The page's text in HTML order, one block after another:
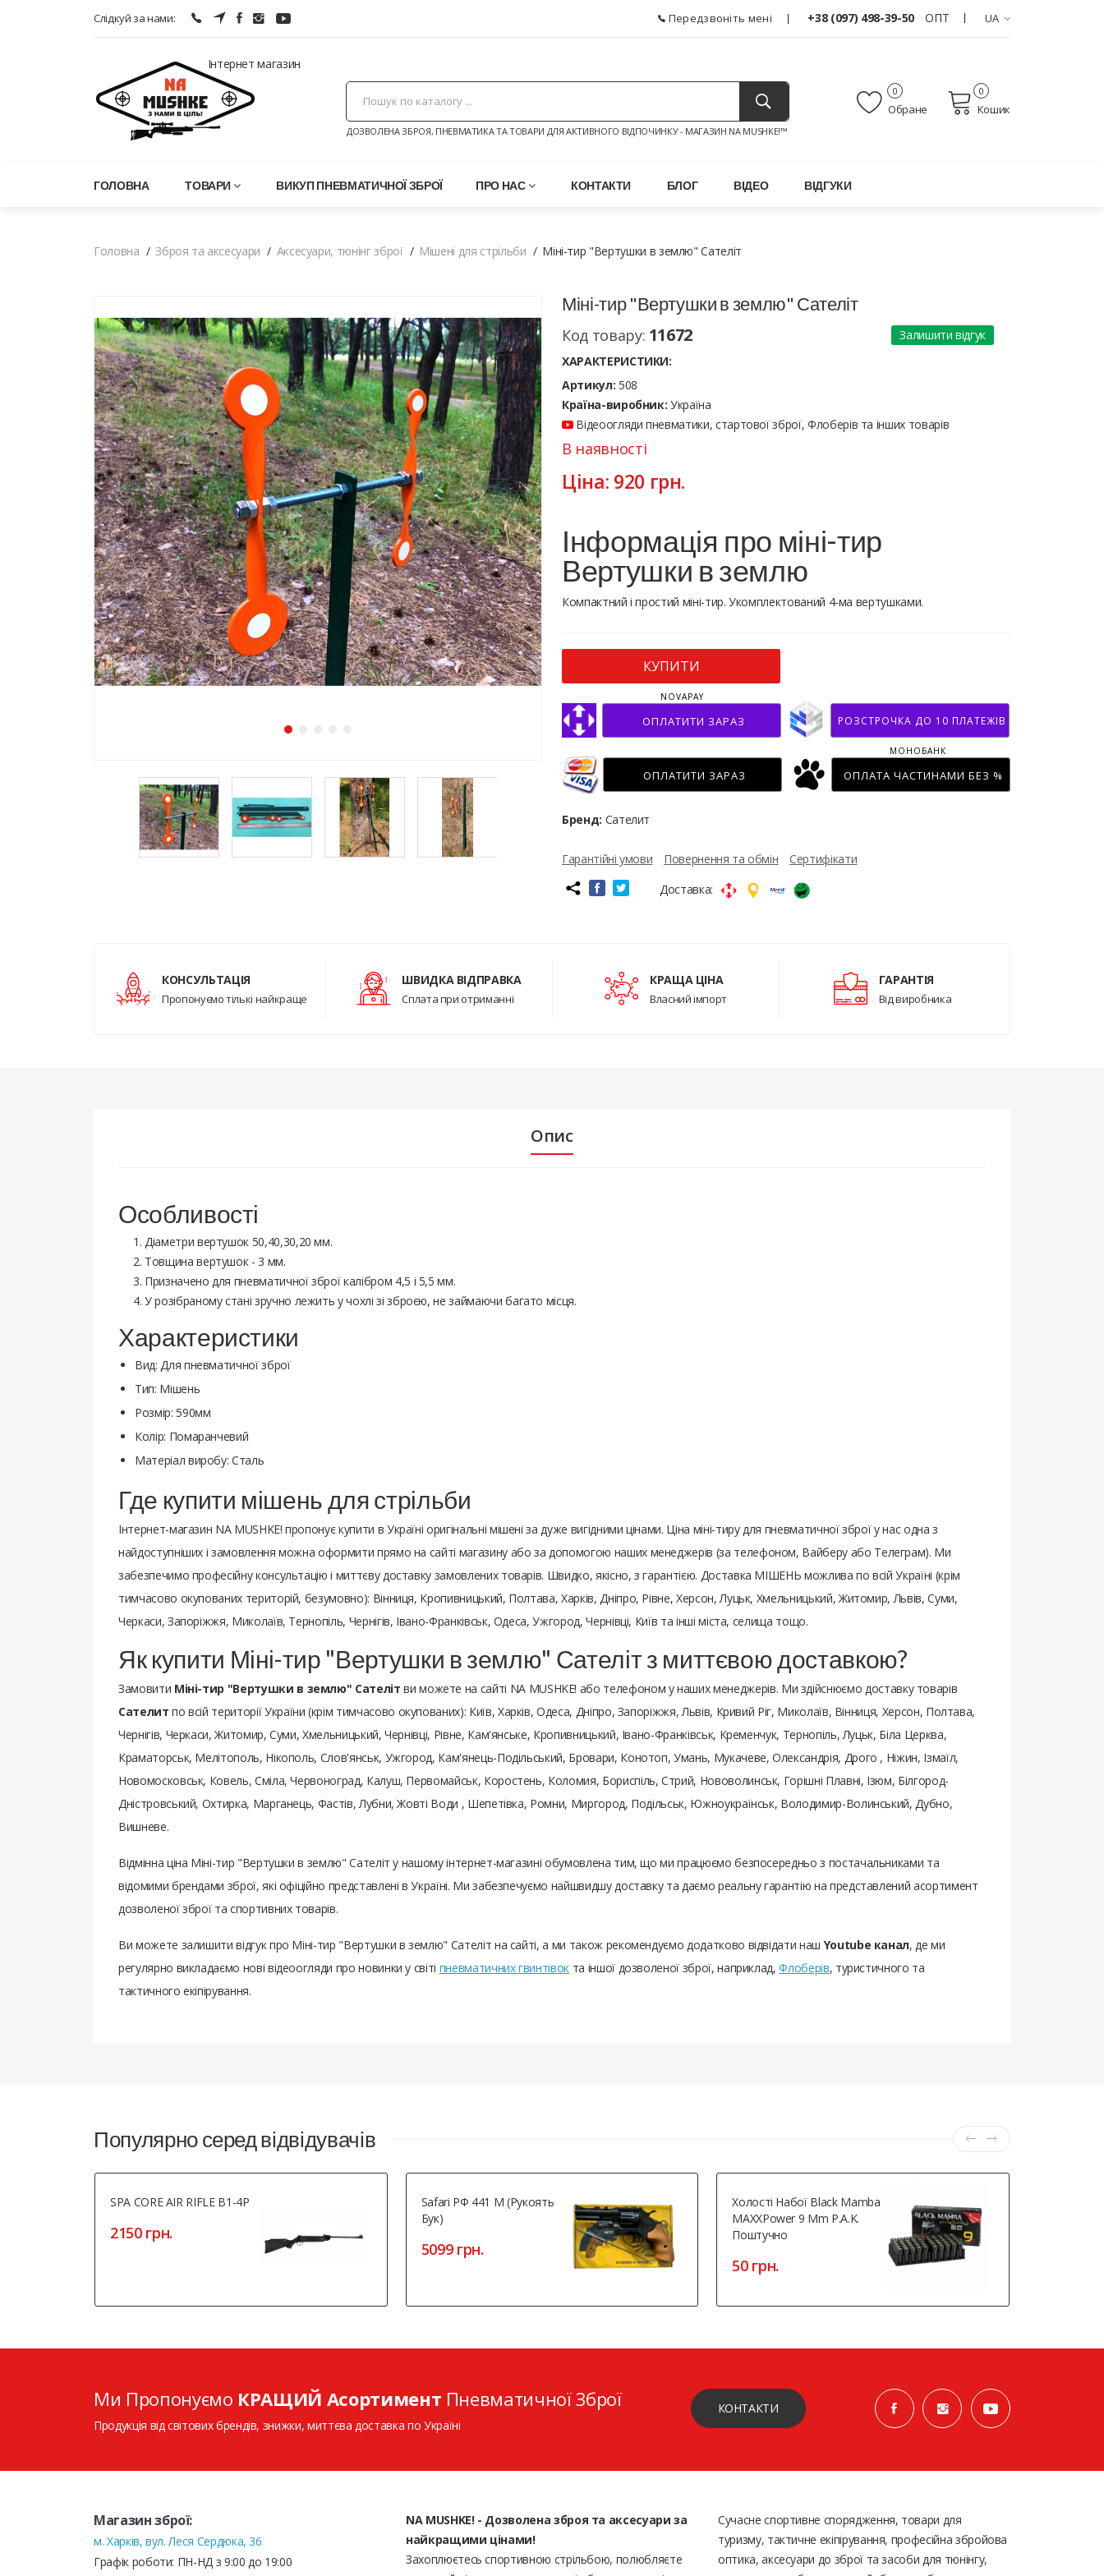
Слідкуй за нами: Передзвоніть мені +38 (097) 498-39-50 ОПТ UA
Інтернет магазин
ДОЗВОЛЕНА ЗБРОЯ, ПНЕВМАТИКА ТА ТОВАРИ ДЛЯ АКТИВНОГО ВІДПОЧИНКУ - МАГАЗИН NA MUSHKE!™
Обране
0
Кошик
0
ГОЛОВНА ТОВАРИ ВИКУП ПНЕВМАТИЧНОЇ ЗБРОЇ ПРО НАС КОНТАКТИ БЛОГ ВІДЕО ВІДГУКИ
Головна Зброя та аксесуари Аксесуари, тюнінг зброї Мішені для стрільби Міні-тир "Вертушки в землю" Сателіт
Міні-тир "Вертушки в землю" Сателіт
Код товару: 11672
Залишити відгук
ХАРАКТЕРИСТИКИ:
Артикул: 508
Країна-виробник: Україна
Відеоогляди пневматики, стартової зброї, Флоберів та інших товарів
В наявності
Ціна: 920 грн.
Інформація про міні-тир
Вертушки в землю
Компактний і простий міні-тир. Укомплектований 4-ма вертушками.
КУПИТИ
ОПЛАТИТИ ЗАРАЗ
NOVAPAY
РОЗСТРОЧКА ДО 10 ПЛАТЕЖІВ
ОПЛАТИТИ ЗАРАЗ ОПЛАТА ЧАСТИНАМИ БЕЗ %
МОНОБАНК
Бренд: Сателит
Гарантійні умови Повернення та обмін
Сертифікати
Доставка:
КОНСУЛЬТАЦІЯ
Пропонуємо тількі найкраще
ШВИДКА ВІДПРАВКА
Сплата при отриманні
КРАЩА ЦІНА
Власний імпорт
ГАРАНТІЯ
Від виробника
Опис
Особливості
Діаметри вертушок 50,40,30,20 мм.
Товщина вертушок - 3 мм.
Призначено для пневматичної зброї калібром 4,5 і 5,5 мм.
У розібраному стані зручно лежить у чохлі зі зброєю, не займаючи багато місця.
Характеристики
Вид: Для пневматичної зброї
Тип: Мішень
Розмір: 590мм
Колір: Помаранчевий
Матеріал виробу: Сталь
Где купити мішень для стрільби
Інтернет-магазин NA MUSHKE! пропонує купити в Україні оригінальні мішені за дуже вигідними цінами. Ціна міні-тиру для пневматичної зброї у нас одна з
найдоступніших і замовлення можна оформити прямо на сайті магазину або за допомогою наших менеджерів (за телефоном, Вайберу або Телеграм). Ми
забезпечимо професійну консультацію і миттєву доставку замовлених товарів. Швидко, якісно, з гарантією. Доставка МІШЕНЬ можлива по всій Україні (крім
тимчасово окупованих територій, безумовно): Вінниця, Кропивницький, Полтава, Харків, Дніпро, Рівне, Херсон, Луцьк, Хмельницький, Житомир, Львів, Суми,
Черкаси, Запоріжжя, Миколаїв, Тернопіль, Чернігів, Івано-Франківськ, Одеса, Ужгород, Чернівці, Київ та інші міста, селища тощо.
Як купити Міні-тир "Вертушки в землю" Сателіт з миттєвою доставкою?
Замовити Міні-тир "Вертушки в землю" Сателіт ви можете на сайті NA MUSHKE! або телефоном у наших менеджерів. Ми здійснюємо доставку товарів
Сателит по всій території України (крім тимчасово окупованих): Київ, Харків, Одеса, Дніпро, Запоріжжя, Львів, Кривий Ріг, Миколаїв, Вінниця, Херсон, Полтава,
Чернігів, Черкаси, Житомир, Суми, Хмельницький, Чернівці, Рівне, Кам'янське, Кропивницький, Івано-Франківськ, Кременчук, Тернопіль, Луцьк, Біла Церква,
Краматорськ, Мелітополь, Нікополь, Слов'янськ, Ужгород, Кам'янець-Подільський, Бровари, Конотоп, Умань, Мукачеве, Олександрія, Дрого , Ніжин, Ізмаїл,
Новомосковськ, Ковель, Сміла, Червоноград, Калуш, Первомайськ, Коростень, Коломия, Бориспіль, Стрий, Нововолинськ, Горішні Плавні, Ізюм, Білгород-
Дністровський, Охтирка, Марганець, Фастів, Лубни, Жовті Води , Шепетівка, Ромни, Миргород, Подільськ, Южноукраїнськ, Володимир-Волинський, Дубно,
Вишневе.
Відмінна ціна Міні-тир "Вертушки в землю" Сателіт у нашому інтернет-магазині обумовлена ​​тим, що ми працюємо безпосередньо з постачальниками та
відомими брендами зброї, які офіційно представлені в Україні. Ми забезпечуємо найшвидшу доставку та даємо реальну гарантію на представлений асортимент
дозволеної зброї та спортивних товарів.
Ви можете залишити відгук про Міні-тир "Вертушки в землю" Сателіт на сайті, а ми також рекомендуємо додатково відвідати наш Youtube канал, де ми
регулярно викладаємо нові відеоогляди про новинки у світі пневматичних гвинтівок та іншої дозволеної зброї, наприклад,Флоберів, туристичного та
тактичного екіпірування.
Популярно серед відвідувачів
SPA CORE AIR RIFLE B1-4P
2150 грн.
Safari РФ 441 М (рукоять
Бук)
5099 грн.
Холості Набої Black Mamba
MAXXPower 9 Mm P.A.K.
Поштучно
50 грн.
Ми Пропонуємо КРАЩИЙ Асортимент Пневматичної Зброї
Продукція від світових брендів, знижки, миттєва доставка по Україні
КОНТАКТИ
Магазин зброї:
м. Харків, вул. Леся Сердюка, 36
Графік роботи: ПН-НД з 9:00 до 19:00
NA MUSHKE! - Дозволена зброя та аксесуари за
найкращими цінами!
Захоплюєтесь спортивною стрільбою, полюбляєте
Сучасне спортивне спорядження, товари для
туризму, тактичне екіпірування, професійна збройова
оптика, аксесуари до зброї та засоби для тюнінгу,